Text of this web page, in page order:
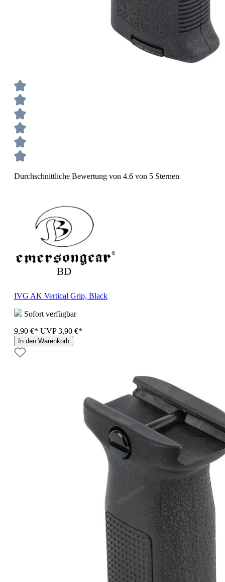
Durchschnittliche Bewertung von 4.6 von 5 Sternen
IVG AK Vertical Grip, Black
Sofort verfügbar
9,90 €* UVP 3,90 €*
In den Warenkorb